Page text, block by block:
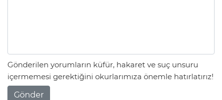
Gönderilen yorumların küfür, hakaret ve suç unsuru
içermemesi gerektiğini okurlarımıza önemle hatırlatırız!
Gönder